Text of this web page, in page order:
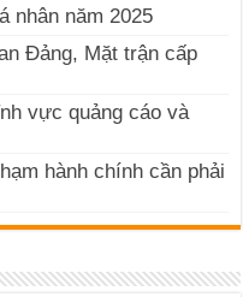
nhân năm 2025
Đảng, Mặt trận cấp
vực quảng cáo và
hành chính cần phải